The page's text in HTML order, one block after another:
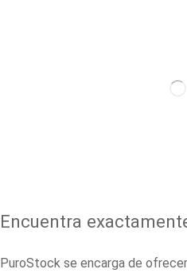
Encuentra
PuroStock se encarga de